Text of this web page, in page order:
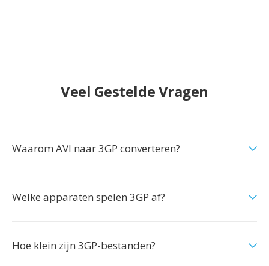
Veel Gestelde Vragen
Waarom AVI naar 3GP converteren?
Welke apparaten spelen 3GP af?
Hoe klein zijn 3GP-bestanden?